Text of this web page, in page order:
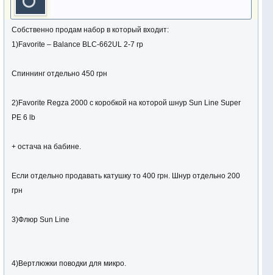
Собственно продам набор в который входит:
1)Favorite – Balance BLC-662UL 2-7 гр
Спиннинг отдельно 450 грн
2)Favorite Regza 2000 с коробкой на которой шнур Sun Line Super
PE 6 lb
+ остача на бабине.
Если отдельно продавать катушку то 400 грн. Шнур отдельно 200
грн
3)Флюр Sun Line
4)Вертлюжки поводки для микро.